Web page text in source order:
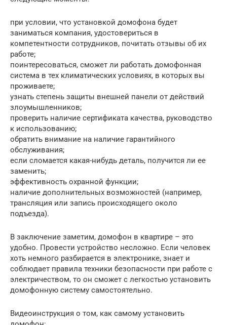
при условии, что установкой домофона будет
заниматься компания, удостовериться в
компетентности сотрудников, почитать отзывы об их
работе;
поинтересоваться, сможет ли работать домофонная
система в тех климатических условиях, в которых вы
проживаете;
узнать степень защиты внешней панели от действий
злоумышленников;
проверить наличие сертификата качества, руководство
к использованию;
обратить внимание на наличие гарантийного
обслуживания;
если сломается какая-нибудь деталь, получится ли ее
заменить;
эффективность охранной функции;
наличие дополнительных возможностей (например,
трансляция или запись происходящего около
подъезда).
В заключение заметим, домофон в квартире – это
удобно. Провести устройство несложно. Если человек
хоть немного разбирается в электронике, знает и
соблюдает правила техники безопасности при работе с
электричеством, то он сможет с легкостью установить
домофонную систему самостоятельно.
Видеоинструкция о том, как самому установить